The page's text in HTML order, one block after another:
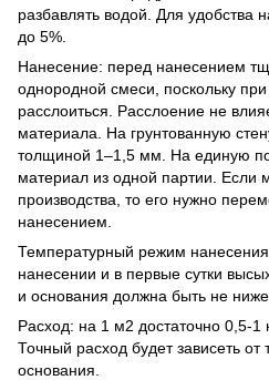
разбавлять водой. Для удобства
до 5%.
Нанесение: перед нанесением
однородной смеси, поскольку
расслоиться. Расслоение не
материала. На грунтованную
толщиной 1–1,5 мм. На единую
материал из одной партии. Если
производства, то его нужно
нанесением.
Температурный режим
нанесении и в первые сутки
и основания должна быть не
Расход: на 1 м2 достаточно 0,5-1
Точный расход будет зависеть от
основания.